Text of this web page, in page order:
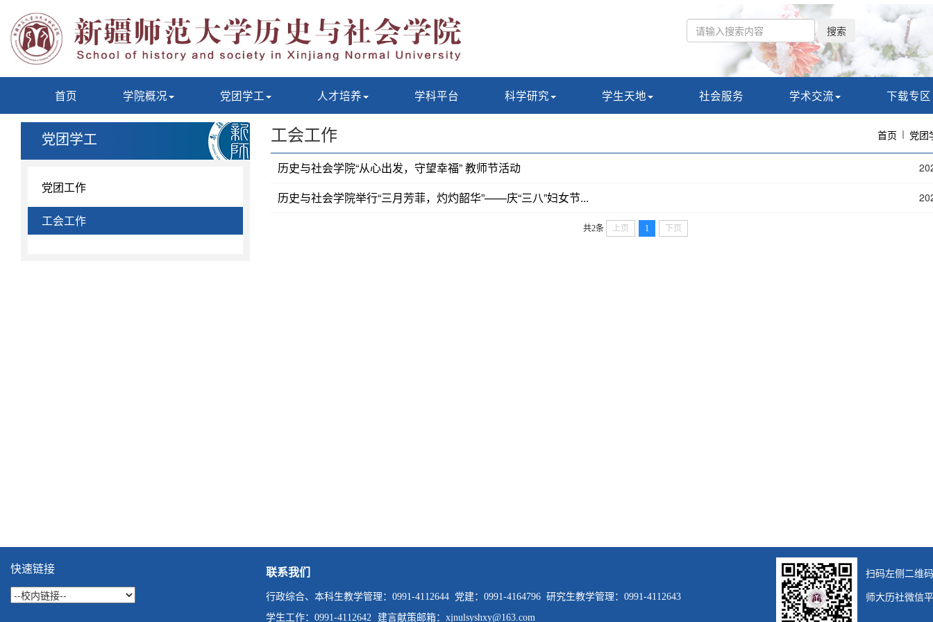
搜索
首页 学院概况 党团学工 人才培养 学科平台 科学研究 学生天地 社会服务 学术交流 下载专区
党团学工
党团工作
工会工作
工会工作 首页 党团
历史与社会学院“从心出发，守望幸福” 教师节活动
历史与社会学院举行“三月芳菲，灼灼韶华”——庆“三八”妇女节...
共2条 上页 1 下页
快速链接 联系我们
行政综合、本科生教学管理：0991-4112644 党建：0991-4164796 研究生教学管理：0991-4112643
学生工作：0991-4112642
建言献策邮箱：xjnulsyshxy@163.com
扫码左侧二维
师大历社微信